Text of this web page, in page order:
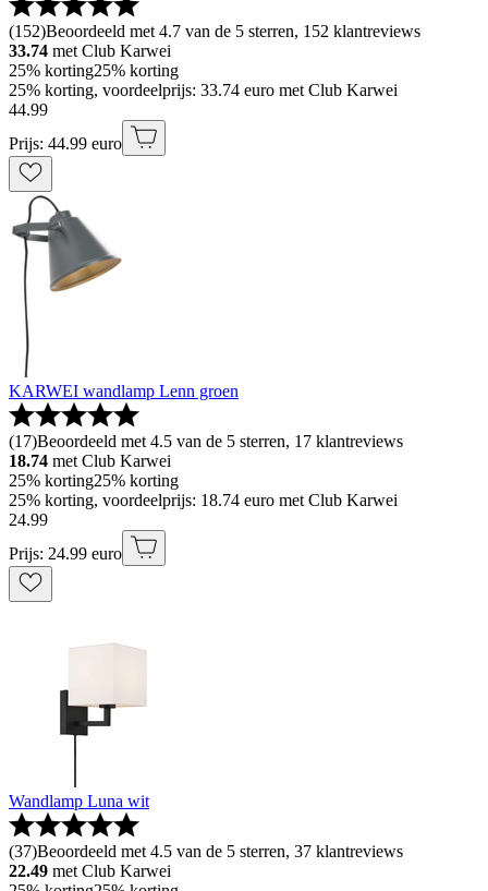
(152)Beoordeeld met 4.7 van de 5 sterren, 152 klantreviews
33.74 met Club Karwei
25% korting25% korting
25% korting, voordeelprijs: 33.74 euro met Club Karwei
44.99
Prijs: 44.99 euro
KARWEI wandlamp Lenn groen
(17)Beoordeeld met 4.5 van de 5 sterren, 17 klantreviews
18.74 met Club Karwei
25% korting25% korting
25% korting, voordeelprijs: 18.74 euro met Club Karwei
24.99
Prijs: 24.99 euro
Wandlamp Luna wit
(37)Beoordeeld met 4.5 van de 5 sterren, 37 klantreviews
22.49 met Club Karwei